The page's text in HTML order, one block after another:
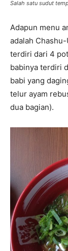
Salah satu sudut
Adapun menu
adalah
terdiri dari 4
babinya terdiri
babi yang
telur ayam
dua bagian).